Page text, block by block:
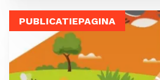
PUBLICATIEPAGINA